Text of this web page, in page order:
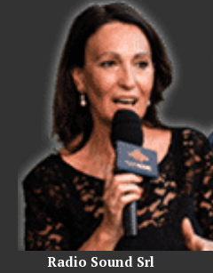
Radio Sound Srl